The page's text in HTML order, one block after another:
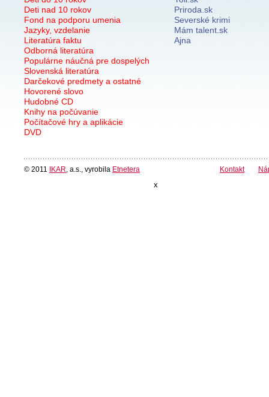
Deti nad 10 rokov
Fond na podporu umenia
Jazyky, vzdelanie
Literatúra faktu
Odborná literatúra
Populárne náučná pre dospelých
Slovenská literatúra
Darčekové predmety a ostatné
Hovorené slovo
Hudobné CD
Knihy na počúvanie
Počítačové hry a aplikácie
DVD
Priroda.sk
Severské krimi
Mám talent.sk
Ajna
© 2011 IKAR , a.s., vyrobila Etnetera Kontakt
x